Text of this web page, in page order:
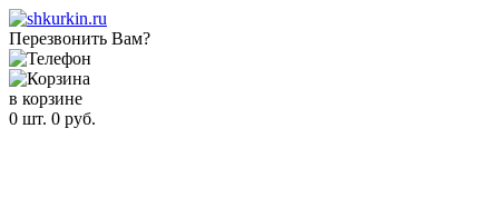
Перезвонить Вам?
в корзине
0 шт. 0 руб.